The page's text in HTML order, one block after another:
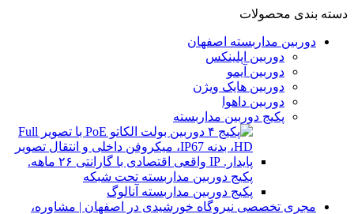
دسته بندی محصولات
دوربین مداربسته اصفهان
دوربین اپلینکس
دوربین آیمو
دوربین هایک ویژن
دوربین داهوا
پکیج دوربین مداربسته
پکیج دوربین مداربسته تحت شبکه
پکیج دوربین مداربسته آنالوگ
مجری تخصصی نیروگاه خورشیدی در اصفهان | مشاوره،